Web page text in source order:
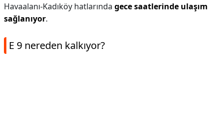
Havaalanı-Kadıköy hatlarında gece saatlerinde ulaşım
sağlanıyor.
E 9 nereden kalkıyor?